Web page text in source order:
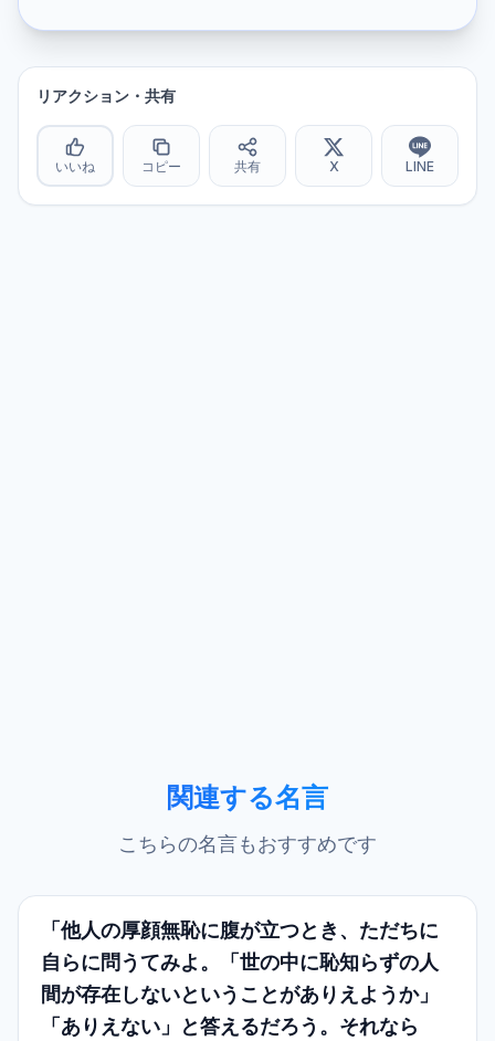
リアクション・共有
いいね コピー 共有 X LINE
関連する名言
こちらの名言もおすすめです
「他人の厚顔無恥に腹が立つとき、ただちに
自らに問うてみよ。「世の中に恥知らずの人
間が存在しないということがありえようか」
「ありえない」と答えるだろう。それなら